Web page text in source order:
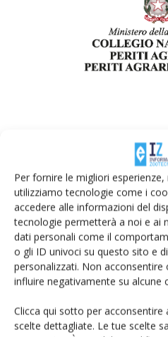
Per fornire le migliori
utilizziamo tecnologie come i
accedere alle informazioni del
tecnologie permetterà a noi e ai
dati personali come il
o gli ID univoci su questo sito e
personalizzati. Non
influire negativamente su alcune
Clicca qui sotto per
scelte dettagliate. Le tue scelte
L’evento è valido come
Nazionale dei Periti Agrari e
Facebook
LASCIA UN COMMENTO